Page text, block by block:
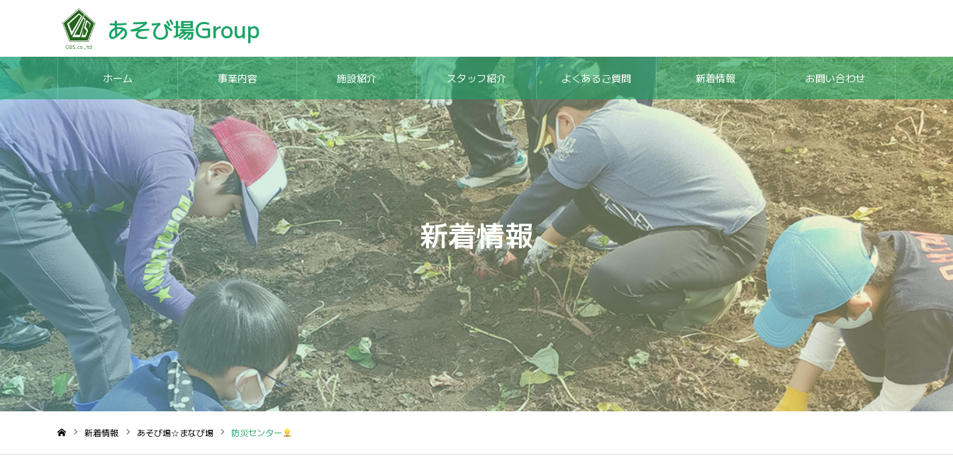
あそび場Group
ホーム 事業内容 施設紹介 スタッフ紹介 よくあるご質問 新着情報 お問い合わせ
新着情報
新着情報 あそび場☆まなび場 防災センター